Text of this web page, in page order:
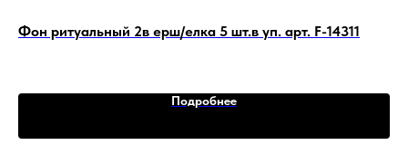
Фон ритуальный 2в ерш/елка 5 шт.в уп. арт. F-14311
Подробнее